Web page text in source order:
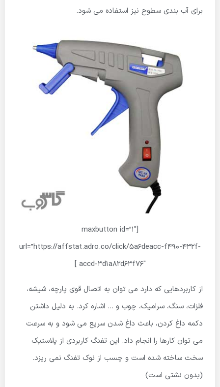
برای آب بندی سطوح نیز استفاده می شود.
[maxbutton id=”1″
url=”https://affstat.adro.co/click/5a6deacc-f490-432f-
accd-3d1a82d63f76″ ]
از کاربردهایی که دارد می توان به اتصال قوی پارچه، شیشه،
فلزات، سنگ، سرامیک، چوب و … اشاره کرد. به دلیل داشتن
دکمه داغ کردن، باعث داغ شدن سریع می شود و به سرعت
می توان کارها را انجام داد. این تفنگ کاربردی از پلاستیک
سخت ساخته شده است و چسب از نوک تفنگ نمی ریزد.
(بدون نشتی است)